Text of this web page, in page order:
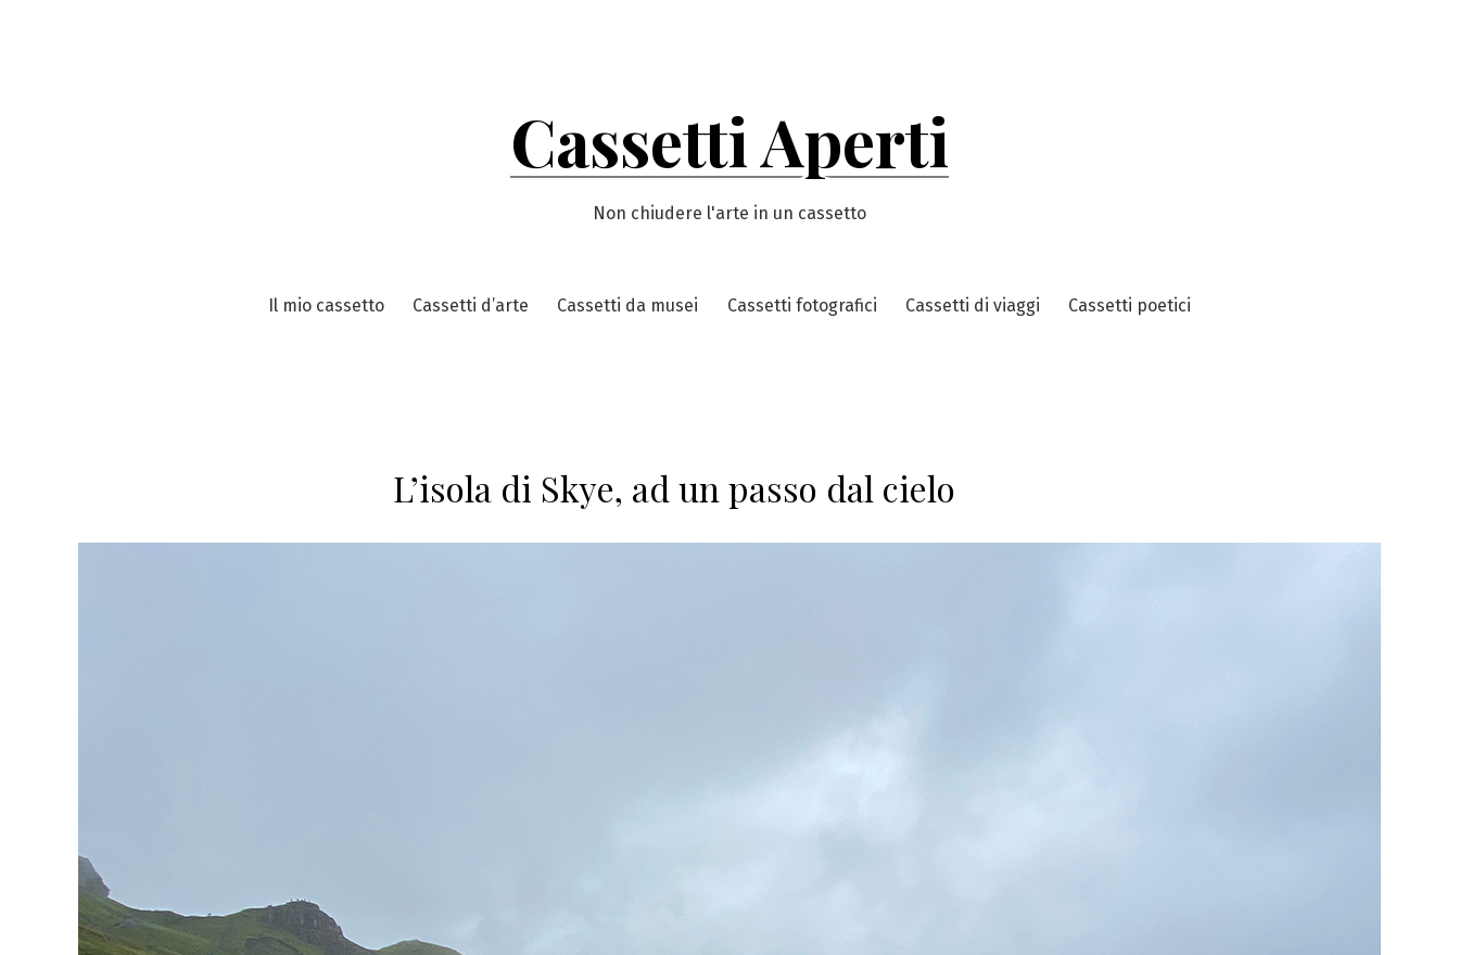
Cassetti Aperti
Non chiudere l'arte in un cassetto
Il mio cassetto Cassetti d’arte Cassetti da musei Cassetti fotografici Cassetti di viaggi Cassetti poetici
L’isola di Skye, ad un passo dal cielo